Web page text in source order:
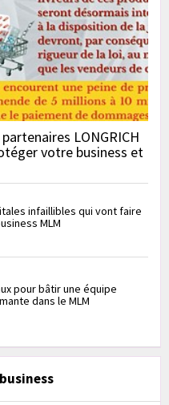
LONGRICH
votre business et
infaillibles qui vont faire
MLM
pour bâtir une équipe
dans le MLM